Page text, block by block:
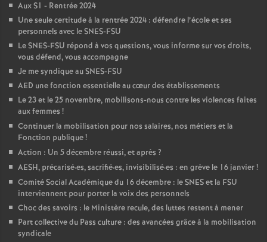
g
r
é
O
l
é
Aux S1 - Rentrée 2024
Une seule certitude à la rentrée 2024 : défendre l’école et ses
personnels avec le SNES-FSU
Le SNES-FSU répond à vos questions, vous informe sur vos droits,
vous défend, vous accompagne
Je me syndique au SNES-FSU
AED une fonction essentielle au cœur des établissements
Le 23 et le 25 novembre, mobilisons-nous contre les violences faites
aux femmes !
Continuer la mobilisation pour nos salaires, nos métiers et la
Fonction publique!
Action : Un 5 décembre réussi, et après ?
AESH, précarisé·es, sacrifié·es, invisibilisé·es : en grève le 16 janvier!
Comité Social Académique du 16 décembre : le SNES et la FSU
interviennent pour porter la voix des personnels
Choc des savoirs : le Ministère recule, des luttes restent à mener
Part collective du Pass culture : des avancées grâce à la mobilisation
syndicale